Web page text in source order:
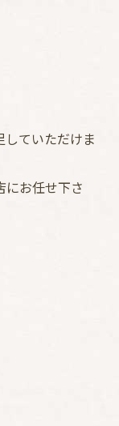
ていただけま
にお任せ下さ